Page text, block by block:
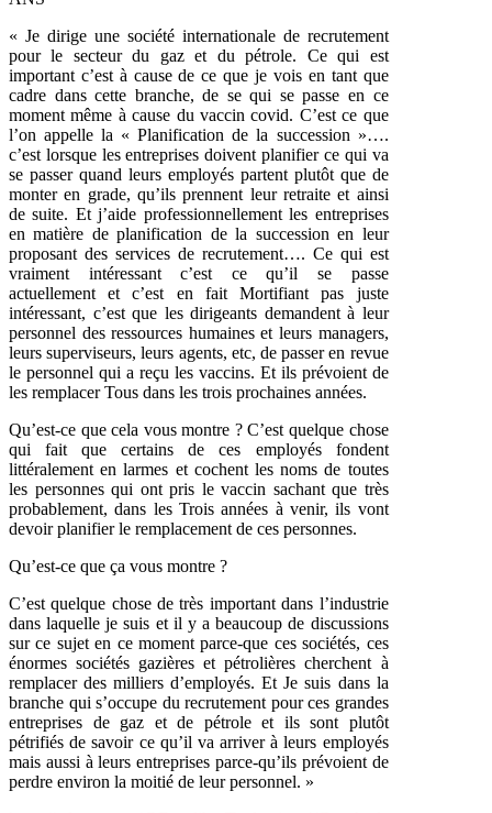
« Je dirige une société internationale de recrutement
pour le secteur du gaz et du pétrole. Ce qui est
important c’est à cause de ce que je vois en tant que
cadre dans cette branche, de se qui se passe en ce
moment même à cause du vaccin covid. C’est ce que
l’on appelle la « Planification de la succession »….
c’est lorsque les entreprises doivent planifier ce qui va
se passer quand leurs employés partent plutôt que de
monter en grade, qu’ils prennent leur retraite et ainsi
de suite. Et j’aide professionnellement les entreprises
en matière de planification de la succession en leur
proposant des services de recrutement…. Ce qui est
vraiment intéressant c’est ce qu’il se passe
actuellement et c’est en fait Mortifiant pas juste
intéressant, c’est que les dirigeants demandent à leur
personnel des ressources humaines et leurs managers,
leurs superviseurs, leurs agents, etc, de passer en revue
le personnel qui a reçu les vaccins. Et ils prévoient de
les remplacer Tous dans les trois prochaines années.
Qu’est-ce que cela vous montre ? C’est quelque chose
qui fait que certains de ces employés fondent
littéralement en larmes et cochent les noms de toutes
les personnes qui ont pris le vaccin sachant que très
probablement, dans les Trois années à venir, ils vont
devoir planifier le remplacement de ces personnes.
Qu’est-ce que ça vous montre ?
C’est quelque chose de très important dans l’industrie
dans laquelle je suis et il y a beaucoup de discussions
sur ce sujet en ce moment parce-que ces sociétés, ces
énormes sociétés gazières et pétrolières cherchent à
remplacer des milliers d’employés. Et Je suis dans la
branche qui s’occupe du recrutement pour ces grandes
entreprises de gaz et de pétrole et ils sont plutôt
pétrifiés de savoir ce qu’il va arriver à leurs employés
mais aussi à leurs entreprises parce-qu’ils prévoient de
perdre environ la moitié de leur personnel. »